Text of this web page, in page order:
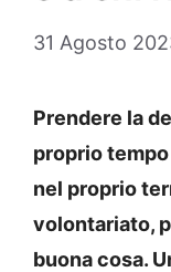
31 Agosto
Prendere la
proprio
nel proprio
volontariato,
buona cosa.